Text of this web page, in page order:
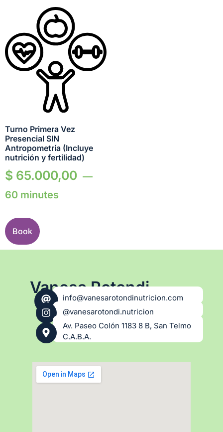
Turno Primera Vez
Presencial SIN
Antropometría (Incluye
nutrición y fertilidad)
$ 65.000,00
60 minutes
Book
Vanesa Rotondi
info@vanesarotondinutricion.com
@vanesarotondi.nutricion
Av. Paseo Colón 1183 8 B, San Telmo
C.A.B.A.